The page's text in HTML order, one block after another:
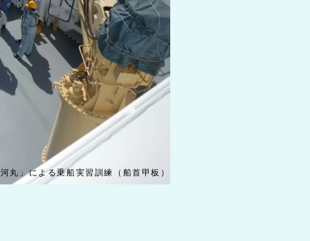
丸」による乗船実習訓練（船首甲板）